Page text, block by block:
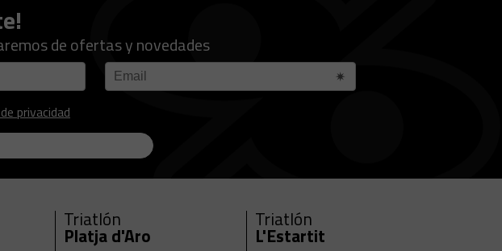
de ofertas y novedades
privacidad
Triatlón
Platja d'Aro
Triatlón
L'Estartit